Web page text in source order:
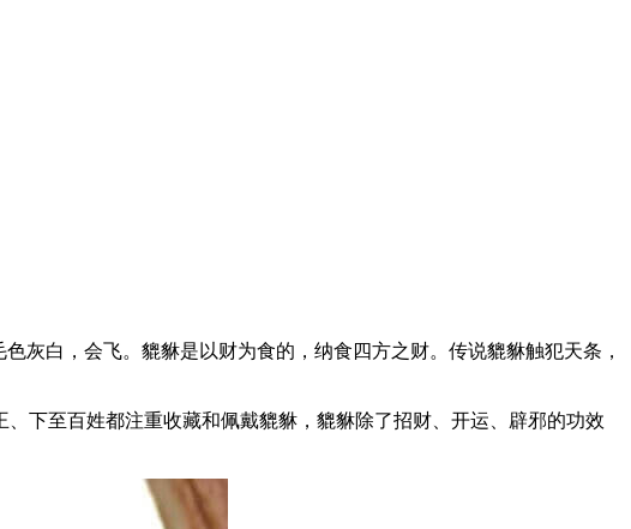
灰白，会飞。貔貅是以财为食的，纳食四方之财。传说貔貅触犯天条，
下至百姓都注重收藏和佩戴貔貅，貔貅除了招财、开运、辟邪的功效